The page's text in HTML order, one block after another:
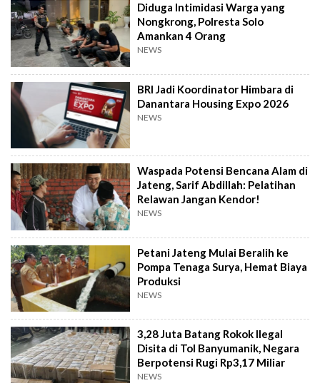
Diduga Intimidasi Warga yang
Nongkrong, Polresta Solo
Amankan 4 Orang
NEWS
BRI Jadi Koordinator Himbara di
Danantara Housing Expo 2026
NEWS
Waspada Potensi Bencana Alam di
Jateng, Sarif Abdillah: Pelatihan
Relawan Jangan Kendor!
NEWS
Petani Jateng Mulai Beralih ke
Pompa Tenaga Surya, Hemat Biaya
Produksi
NEWS
3,28 Juta Batang Rokok Ilegal
Disita di Tol Banyumanik, Negara
Berpotensi Rugi Rp3,17 Miliar
NEWS